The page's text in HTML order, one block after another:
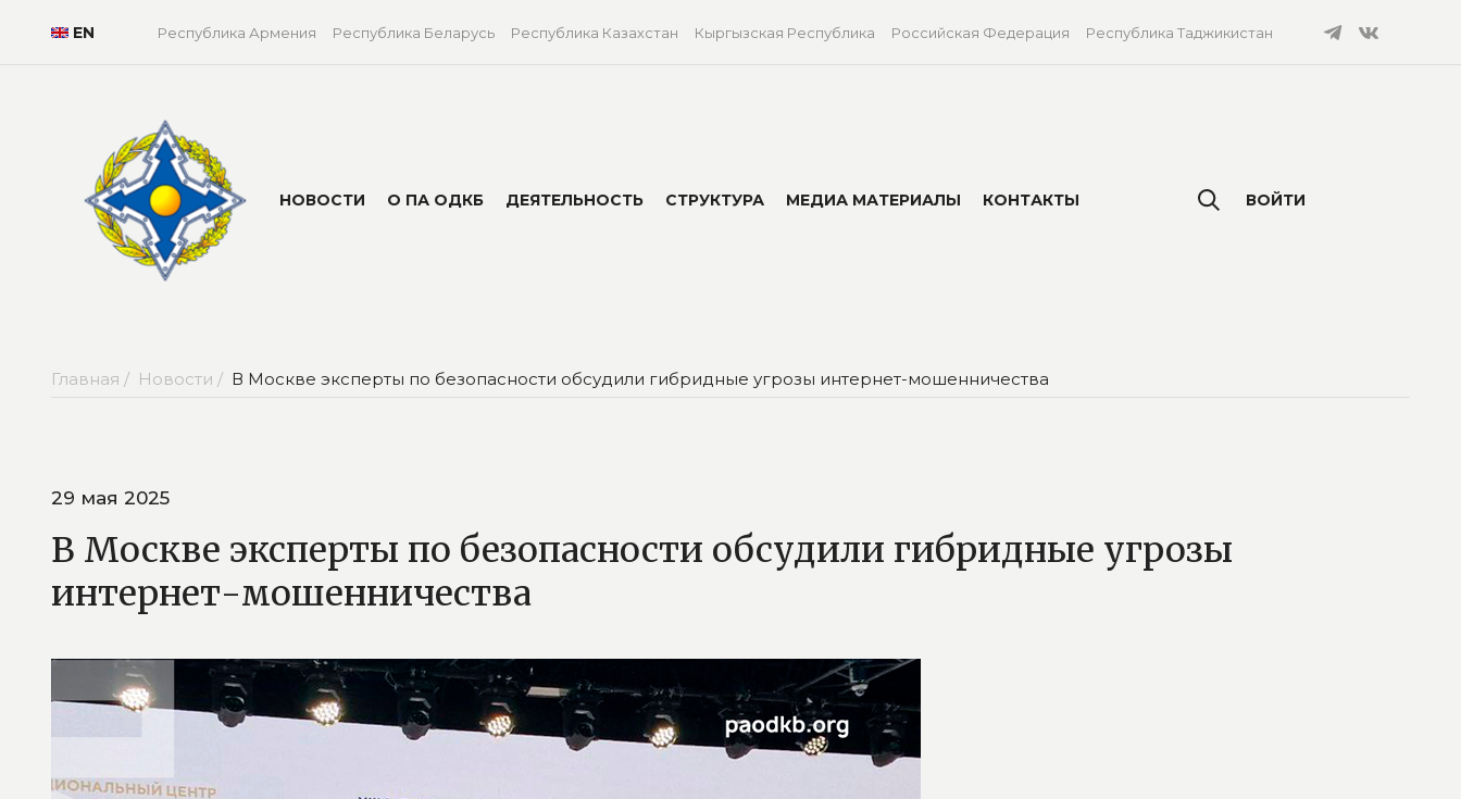
EN Республика Армения Республика Беларусь Республика Казахстан Кыргызская Республика Российская Федерация Республика Таджикистан
НОВОСТИ О ПА ОДКБ ДЕЯТЕЛЬНОСТЬ СТРУКТУРА МЕДИА МАТЕРИАЛЫ КОНТАКТЫ ВОЙТИ
Главная / Новости / В Москве эксперты по безопасности обсудили гибридные угрозы интернет-мошенничества
29 мая 2025
В Москве эксперты по безопасности обсудили гибридные угрозы
интернет-мошенничества